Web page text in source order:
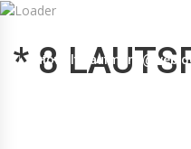
autowelt-
* 8